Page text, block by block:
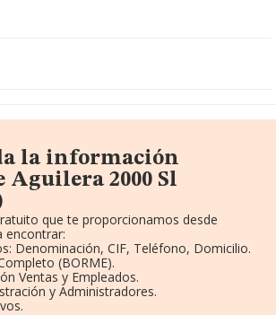
la información
Aguilera 2000 Sl
que te proporcionamos desde
encontrar:
Denominación, CIF, Teléfono, Domicilio.
(BORME).
Ventas y Empleados.
y Administradores.